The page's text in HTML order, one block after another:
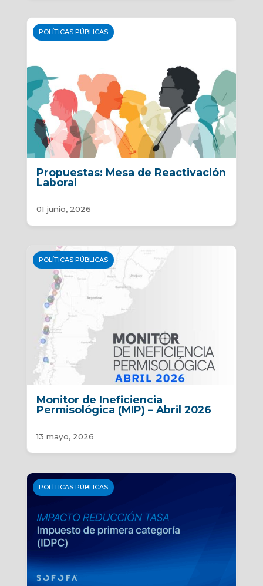
POLÍTICAS PÚBLICAS
Propuestas: Mesa de Reactivación
Laboral
01 junio, 2026
POLÍTICAS PÚBLICAS
Monitor de Ineficiencia
Permisológica (MIP) – Abril 2026
13 mayo, 2026
POLÍTICAS PÚBLICAS